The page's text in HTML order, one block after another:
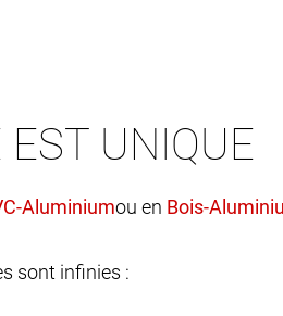
UNIQUE
ou en
sont infinies :